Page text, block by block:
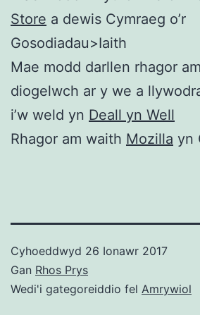
Store a dewis Cymraeg o’r
Gosodiadau>Iaith
Mae modd darllen rhagor
diogelwch ar y we a
i’w weld yn Deall yn Well
Rhagor am waith Mozilla yn
Cyhoeddwyd 26 Ionawr 2017
Gan Rhos Prys
Wedi'i gategoreiddio fel Amrywiol